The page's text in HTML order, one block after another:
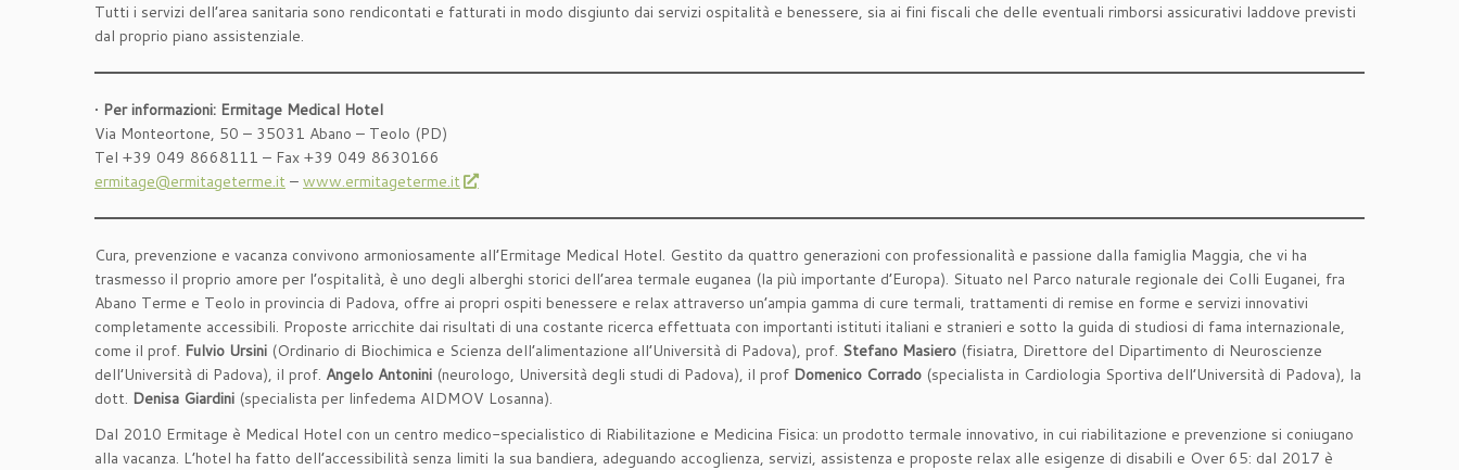
Tutti i servizi dell’area sanitaria sono rendicontati e fatturati in modo disgiunto dai servizi ospitalità e benessere, sia ai fini fiscali che delle eventuali rimborsi assicurativi laddove previsti
dal proprio piano assistenziale.
• Per informazioni: Ermitage Medical Hotel
Via Monteortone, 50 – 35031 Abano – Teolo (PD)
Tel +39 049 8668111 – Fax +39 049 8630166
ermitage@ermitageterme.it – www.ermitageterme.it
Cura, prevenzione e vacanza convivono armoniosamente all’Ermitage Medical Hotel. Gestito da quattro generazioni con professionalità e passione dalla famiglia Maggia, che vi ha
trasmesso il proprio amore per l’ospitalità, è uno degli alberghi storici dell’area termale euganea (la più importante d’Europa). Situato nel Parco naturale regionale dei Colli Euganei, fra
Abano Terme e Teolo in provincia di Padova, offre ai propri ospiti benessere e relax attraverso un’ampia gamma di cure termali, trattamenti di remise en forme e servizi innovativi
completamente accessibili. Proposte arricchite dai risultati di una costante ricerca effettuata con importanti istituti italiani e stranieri e sotto la guida di studiosi di fama internazionale,
come il prof. Fulvio Ursini (Ordinario di Biochimica e Scienza dell’alimentazione all’Università di Padova), prof. Stefano Masiero (fisiatra, Direttore del Dipartimento di Neuroscienze
dell’Università di Padova), il prof. Angelo Antonini (neurologo, Università degli studi di Padova), il prof Domenico Corrado (specialista in Cardiologia Sportiva dell’Università di Padova), la
dott. Denisa Giardini (specialista per linfedema AIDMOV Losanna).
Dal 2010 Ermitage è Medical Hotel con un centro medico-specialistico di Riabilitazione e Medicina Fisica: un prodotto termale innovativo, in cui riabilitazione e prevenzione si coniugano
alla vacanza. L’hotel ha fatto dell’accessibilità senza limiti la sua bandiera, adeguando accoglienza, servizi, assistenza e proposte relax alle esigenze di disabili e Over 65: dal 2017 è